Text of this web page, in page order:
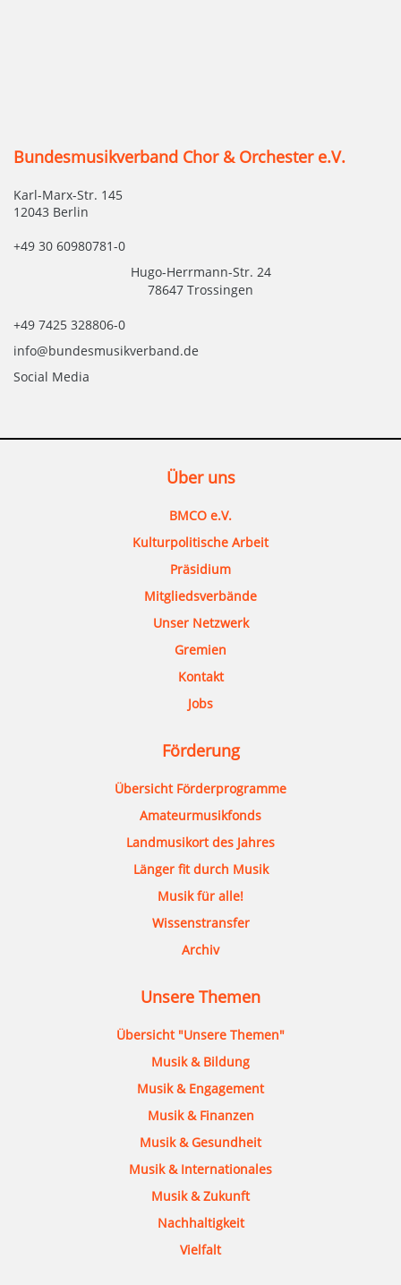
Bundesmusikverband Chor & Orchester e.V.
Karl-Marx-Str. 145
12043 Berlin
+49 30 60980781-0
Hugo-Herrmann-Str. 24
78647 Trossingen
+49 7425 328806-0
info@bundesmusikverband.de
Social Media
Über uns
BMCO e.V.
Kulturpolitische Arbeit
Präsidium
Mitgliedsverbände
Unser Netzwerk
Gremien
Kontakt
Jobs
Förderung
Übersicht Förderprogramme
Amateurmusikfonds
Landmusikort des Jahres
Länger fit durch Musik
Musik für alle!
Wissenstransfer
Archiv
Unsere Themen
Übersicht "Unsere Themen"
Musik & Bildung
Musik & Engagement
Musik & Finanzen
Musik & Gesundheit
Musik & Internationales
Musik & Zukunft
Nachhaltigkeit
Vielfalt